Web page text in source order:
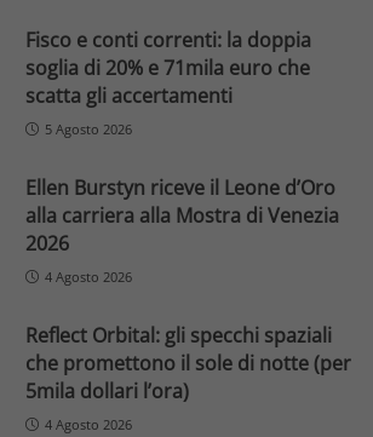
Fisco e conti correnti: la doppia
soglia di 20% e 71mila euro che
scatta gli accertamenti
5 Agosto 2026
Ellen Burstyn riceve il Leone d’Oro
alla carriera alla Mostra di Venezia
2026
4 Agosto 2026
Reflect Orbital: gli specchi spaziali
che promettono il sole di notte (per
5mila dollari l’ora)
4 Agosto 2026